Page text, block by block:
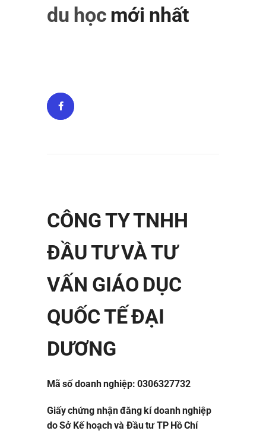
du học mới nhất
CÔNG TY TNHH
ĐẦU TƯ VÀ TƯ
VẤN GIÁO DỤC
QUỐC TẾ ĐẠI
DƯƠNG
Mã số doanh nghiệp: 0306327732
Giấy chứng nhận đăng kí doanh nghiệp
do Sở Kế hoạch và Đầu tư TP Hồ Chí